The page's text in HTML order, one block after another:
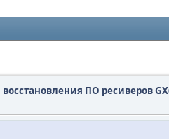
восстановления ПО ресиверов